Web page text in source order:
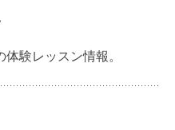
体験レッスン情報。